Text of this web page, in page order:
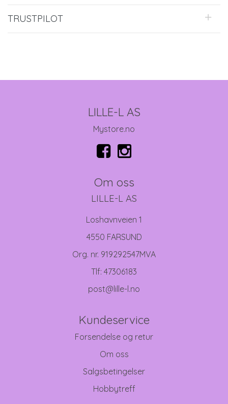
TRUSTPILOT
LILLE-L AS
Mystore.no
Om oss
LILLE-L AS
Loshavnveien 1
4550 FARSUND
Org. nr. 919292547MVA
Tlf: 47306183
post@lille-l.no
Kundeservice
Forsendelse og retur
Om oss
Salgsbetingelser
Hobbytreff